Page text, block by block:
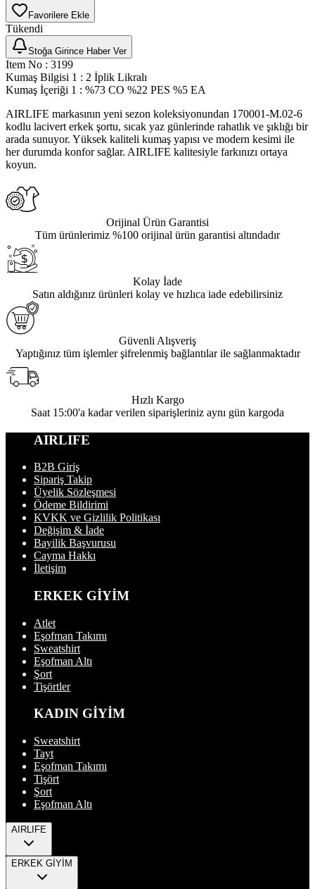
Favorilere Ekle
Tükendi
Stoğa Girince Haber Ver
Item No : 3199
Kumaş Bilgisi 1 : 2 İplik Likralı
Kumaş İçeriği 1 : %73 CO %22 PES %5 EA
AIRLIFE markasının yeni sezon koleksiyonundan 170001-M.02-6
kodlu lacivert erkek şortu, sıcak yaz günlerinde rahatlık ve şıklığı bir
arada sunuyor. Yüksek kaliteli kumaş yapısı ve modern kesimi ile
her durumda konfor sağlar. AIRLIFE kalitesiyle farkınızı ortaya
koyun.
Orijinal Ürün Garantisi
Tüm ürünlerimiz %100 orijinal ürün garantisi altındadır
Kolay İade
Satın aldığınız ürünleri kolay ve hızlıca iade edebilirsiniz
Güvenli Alışveriş
Yaptığınız tüm işlemler şifrelenmiş bağlantılar ile sağlanmaktadır
Hızlı Kargo
Saat 15:00'a kadar verilen siparişleriniz aynı gün kargoda
AIRLIFE
B2B Giriş
Sipariş Takip
Üyelik Sözleşmesi
Ödeme Bildirimi
KVKK ve Gizlilik Politikası
Değişim & İade
Bayilik Başvurusu
Cayma Hakkı
İletişim
ERKEK GİYİM
Atlet
Eşofman Takımı
Sweatshirt
Eşofman Altı
Şort
Tişörtler
KADIN GİYİM
Sweatshirt
Tayt
Eşofman Takımı
Tişört
Şort
Eşofman Altı
AIRLIFE
ERKEK GİYİM